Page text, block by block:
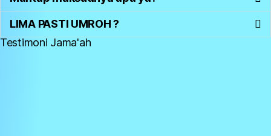
LIMA PASTI UMROH ?
Testimoni Jama'ah